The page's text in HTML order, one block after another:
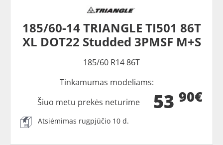
185/60-14 TRIANGLE TI501 86T
XL DOT22 Studded 3PMSF M+S
185/60 R14 86T
Tinkamumas modeliams:
53 90€
Šiuo metu prekės neturime
Atsiėmimas rugpjūčio 10 d.